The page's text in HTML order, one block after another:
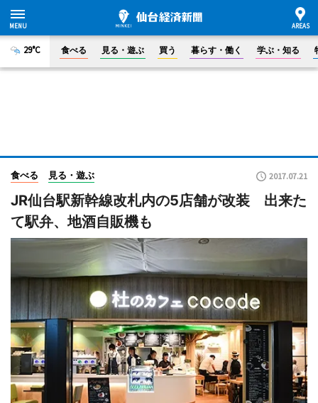
29°C 食べる 見る・遊ぶ 買う 暮らす・働く 学ぶ・知る
食べる 見る・遊ぶ 2017.07.21
JR仙台駅新幹線改札内の5店舗が改装 出来た
て駅弁、地酒自販機も